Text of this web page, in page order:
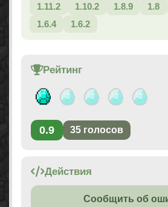
1.11.2
1.10.2 1.8.9 1.8
1.6.4
1.6.2
Рейтинг
0.9 35 голосов
Действия
Сообщить об